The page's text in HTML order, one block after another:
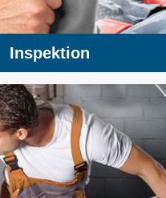
Inspektion